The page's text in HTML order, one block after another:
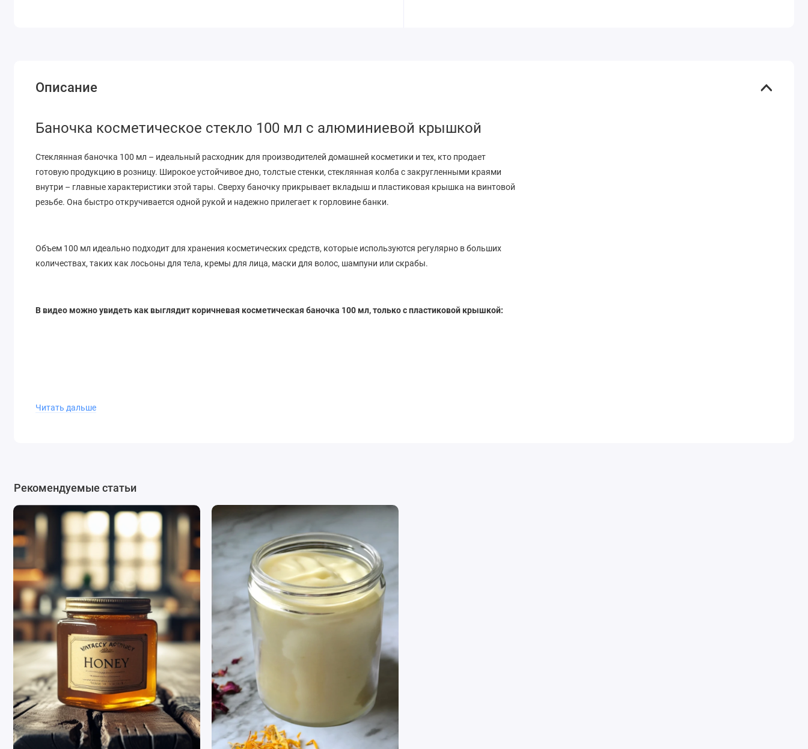
Описание
Баночка косметическое стекло 100 мл с алюминиевой крышкой
Стеклянная баночка 100 мл – идеальный расходник для производителей домашней косметики и тех, кто продает
готовую продукцию в розницу. Широкое устойчивое дно, толстые стенки, стеклянная колба с закругленными краями
внутри – главные характеристики этой тары. Сверху баночку прикрывает вкладыш и пластиковая крышка на винтовой
резьбе. Она быстро откручивается одной рукой и надежно прилегает к горловине банки.
Объем 100 мл идеально подходит для хранения косметических средств, которые используются регулярно в больших
количествах, таких как лосьоны для тела, кремы для лица, маски для волос, шампуни или скрабы.
В видео можно увидеть как выглядит коричневая косметическая баночка 100 мл, только с пластиковой крышкой:
Преимущества использования стеклянной баночки для косметических средств:
Безопасный материал: Стекло не влияет на химический состав косметики, сохраняя ее натуральные свойства.
Защита от ультрафиолета:Коричневое стекло эффективно блокирует вредные ультрафиолетовые лучи, что
особенно важно для продуктов, чувствительных к свету, таких как сыворотки, кремы с витамином С, эфирные
Читать дальше
Рекомендуемые статьи